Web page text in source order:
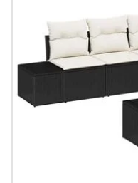
#sharemevidaxl